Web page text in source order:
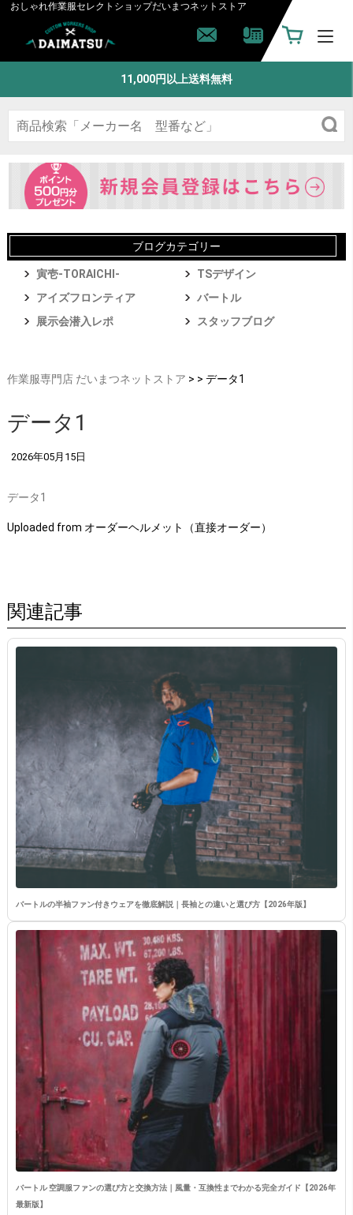
おしゃれ作業服セレクトショップだいまつネットストア
11,000円以上送料無料
ブログカテゴリー
寅壱-TORAICHI-
TSデザイン
アイズフロンティア
バートル
展示会潜入レポ
スタッフブログ
作業服専門店 だいまつネットストア > > データ1
データ1
2026年05月15日
データ1
Uploaded from オーダーヘルメット（直接オーダー）
関連記事
バートルの半袖ファン付きウェアを徹底解説｜長袖との違いと選び方【2026年版】
バートル 空調服ファンの選び方と交換方法｜風量・互換性までわかる完全ガイド【2026年
最新版】